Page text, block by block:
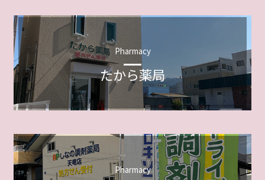
Pharmacy
たから薬局
Pharmacy